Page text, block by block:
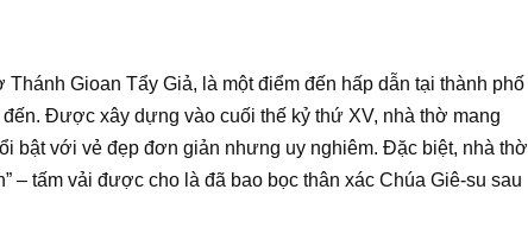
Gioan Tẩy Giả, là một điểm đến hấp dẫn tại thành phố
đến. Được xây dựng vào cuối thế kỷ thứ XV, nhà thờ mang
bật với vẻ đẹp đơn giản nhưng uy nghiêm. Đặc biệt, nhà thờ
– tấm vải được cho là đã bao bọc thân xác Chúa Giê-su sau